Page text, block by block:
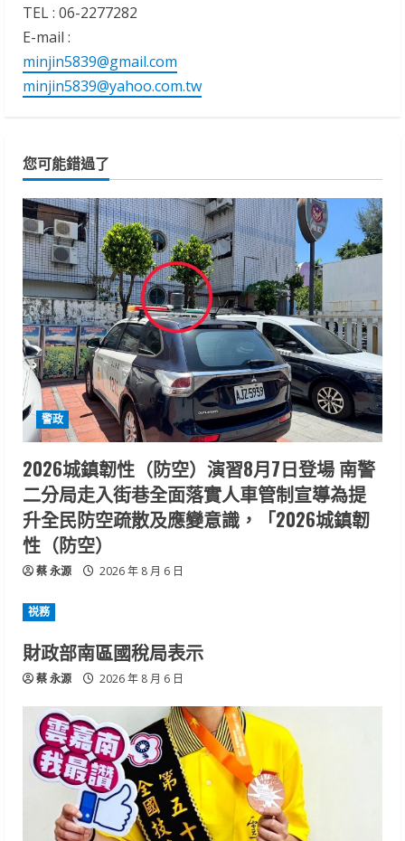
TEL : 06-2277282
E-mail :
minjin5839@gmail.com
minjin5839@yahoo.com.tw
您可能錯過了
警政
2026城鎮韌性（防空）演習8月7日登場 南警
二分局走入街巷全面落實人車管制宣導為提
升全民防空疏散及應變意識，「2026城鎮韌
性（防空）
蔡 永源 2026 年 8 月 6 日
祱務
財政部南區國稅局表示
蔡 永源 2026 年 8 月 6 日